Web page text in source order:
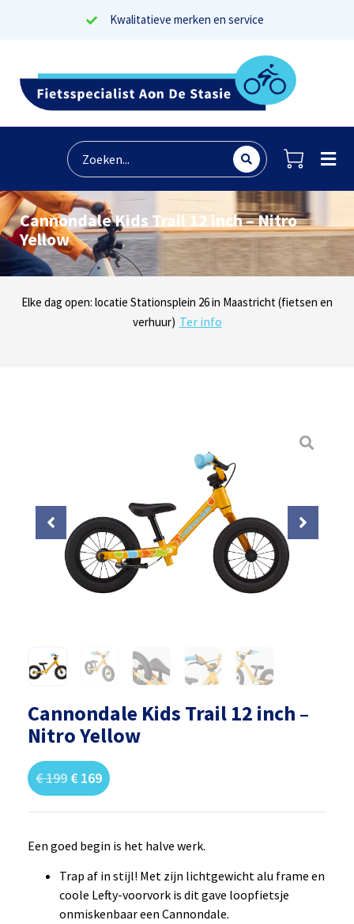
Kwalitatieve merken en service
Cannondale Kids Trail 12 inch – Nitro
Yellow
Dinsdag t/m zaterdag geopen: locaties Sphinxlunet 1 in Maastricht
(e-bikes) en Maaseikersteenweg 183 in Lanaken (fietsen en e-
Elke dag open: locatie Stationsplein 26 in Maastricht (fietsen en
verhuur) Ter info
Onze missie? Tevreden klanten! Lees reviews
Cannondale Kids Trail 12 inch –
Nitro Yellow
€199 € 169
Een goed begin is het halve werk.
Trap af in stijl! Met zijn lichtgewicht alu frame en
coole Lefty-voorvork is dit gave loopfietsje
onmiskenbaar een Cannondale.